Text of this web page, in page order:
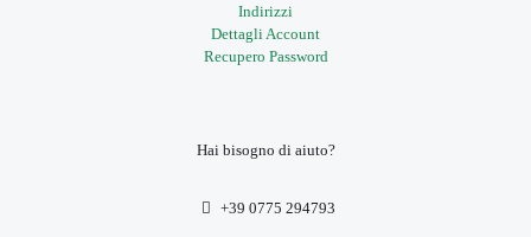
Indirizzi
Dettagli Account
Recupero Password
Hai bisogno di aiuto?
+39 0775 294793